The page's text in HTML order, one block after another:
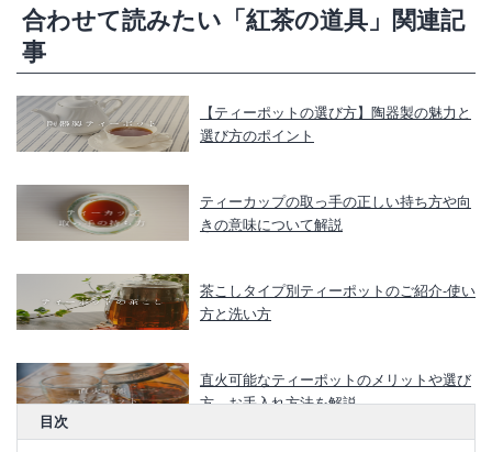
合わせて読みたい「紅茶の道具」関連記
事
【ティーポットの選び方】陶器製の魅力と
選び方のポイント
ティーカップの取っ手の正しい持ち方や向
きの意味について解説
茶こしタイプ別ティーポットのご紹介-使い
方と洗い方
直火可能なティーポットのメリットや選び
方、お手入れ方法を解説
目次